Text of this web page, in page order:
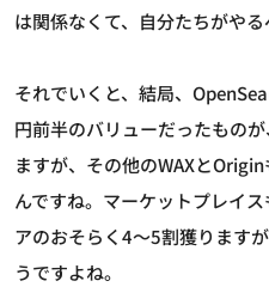
は関係なくて、自分たちがや
それでいくと、結局、
円前半のバリューだったもの
ますが、その他のWAXと
んですね。マーケットプレイ
アのおそらく4～5割獲ります
うですよね。